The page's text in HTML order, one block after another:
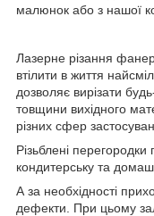
малюнок або з нашої
Лазерне різання
втілити в життя
дозволяє вирізати
товщини вихідного
різних сфер
Різьблені
кондитерську та
А за необхідності
дефекти. При цьому